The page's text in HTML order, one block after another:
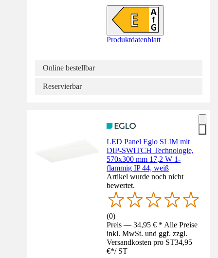
Produktdatenblatt
Online bestellbar
Reservierbar
LED Panel Eglo SLIM mit
DIP-SWITCH Technologie,
570x300 mm 17,2 W 1-
flammig IP 44, weiß
Artikel wurde noch nicht
bewertet.
(0)
Preis — 34,95 € * Alle Preise
inkl. MwSt. und ggf. zzgl.
Versandkosten pro ST34,95
€*/ ST